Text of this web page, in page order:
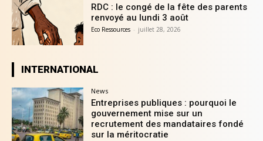
RDC : le congé de la fête des parents
renvoyé au lundi 3 août
Eco Ressources - juillet 28, 2026
INTERNATIONAL
News
Entreprises publiques : pourquoi le
gouvernement mise sur un
recrutement des mandataires fondé
sur la méritocratie